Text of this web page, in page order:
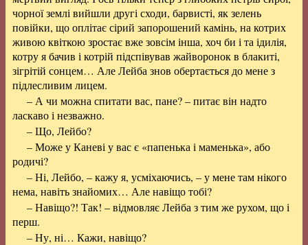
чорної землі вийшли другі сходи, барвисті, як зелень
повійки, що оплітає сірий запорошений камінь, на котрих
живою квіткою зростає вже зовсім інша, хоч би і та ідилія,
котру я бачив і котрій підспівував жайворонок в блакиті,
зігрітій сонцем… Але Лейба знов обертається до мене з
підлесливим лицем.
– А чи можна спитати вас, пане? – питає він надто
ласкаво і незважно.
– Що, Лейбо?
– Може у Каневі у вас є «папенька і маменька», або
родичі?
– Ні, Лейбо, – кажу я, усміхаючись, – у мене там нікого
нема, навіть знайомих… Але навіщо тобі?
– Навіщо?! Так! – відмовляє Лейба з тим же рухом, що і
перш.
– Ну, ні… Кажи, навіщо?